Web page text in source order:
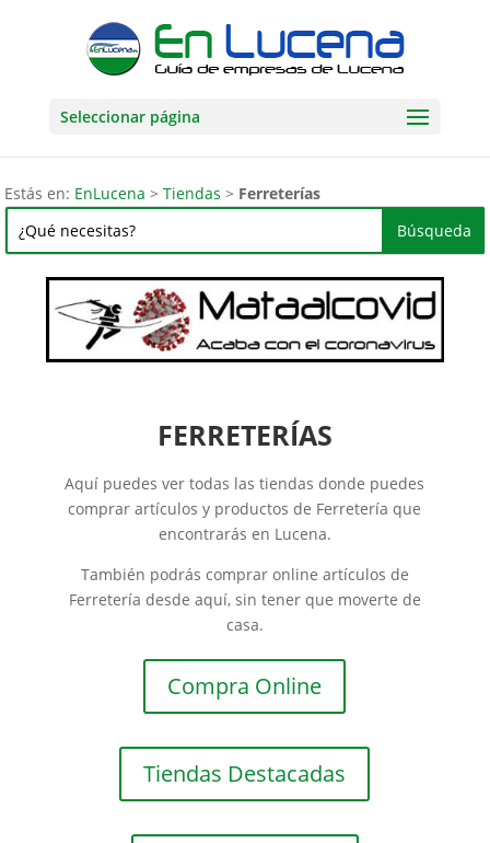
Seleccionar página
Estás en: EnLucena >Tiendas > Ferreterías
FERRETERÍAS
Aquí puedes ver todas las tiendas donde puedes
comprar artículos y productos de Ferretería que
encontrarás en Lucena.
También podrás comprar online artículos de
Ferretería desde aquí, sin tener que moverte de
casa.
Compra Online
Tiendas Destacadas